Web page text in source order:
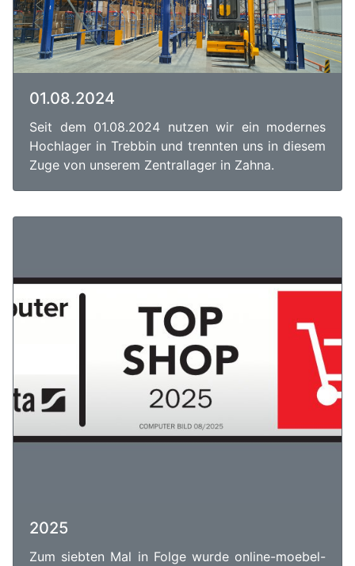
01.08.2024
Seit dem 01.08.2024 nutzen wir ein modernes
Hochlager in Trebbin und trennten uns in diesem
Zuge von unserem Zentrallager in Zahna.
2025
Zum siebten Mal in Folge wurde online-moebel-